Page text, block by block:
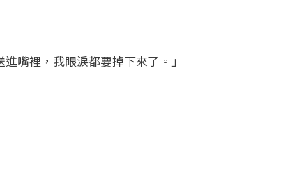
嘴裡，我眼淚都要掉下來了。」